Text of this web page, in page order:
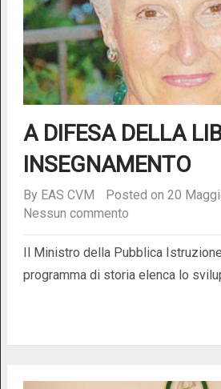
A DIFESA DELLA
INSEGNAMENTO
By EAS CVM Posted on 20
Nessun commento
Il Ministro della Pubblica
programma di storia elenca lo